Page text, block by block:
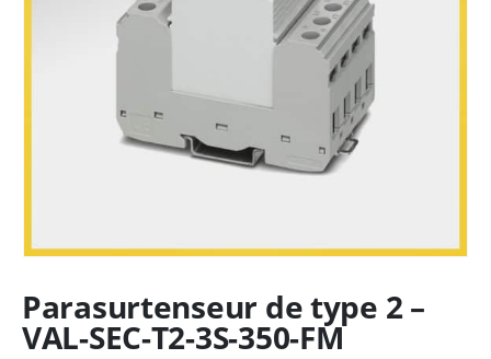
Parasurtenseur de type 2 –
VAL-SEC-T2-3S-350-FM